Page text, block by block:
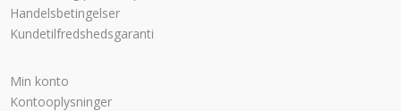
Handelsbetingelser
Kundetilfredshedsgaranti
Min konto
Kontooplysninger